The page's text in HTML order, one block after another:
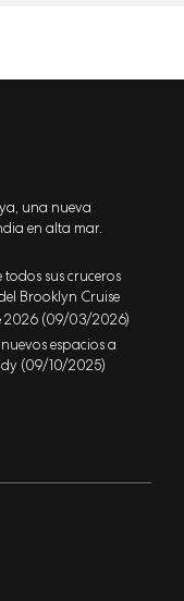
una nueva
en alta mar.
sus cruceros
Brooklyn Cruise
2026 (09/03/2026)
espacios a
(09/10/2025)